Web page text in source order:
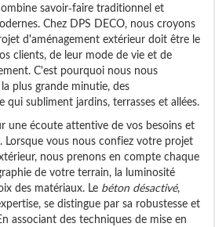
savoir-faire traditionnel et
Chez DPS DECO, nous croyons
d'aménagement extérieur doit être le
clients, de leur mode de vie et de
C'est pourquoi nous nous
plus grande minutie, des
qui subliment jardins, terrasses et allées.
une écoute attentive de vos besoins et
Lorsque vous nous confiez votre projet
nous prenons en compte chaque
de votre terrain, la luminosité
des matériaux. Le béton désactivé,
se distingue par sa robustesse et
associant des techniques de mise en